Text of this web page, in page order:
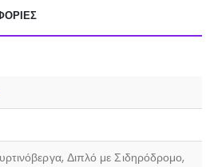
Διπλό με Σιδηρόδρομο,